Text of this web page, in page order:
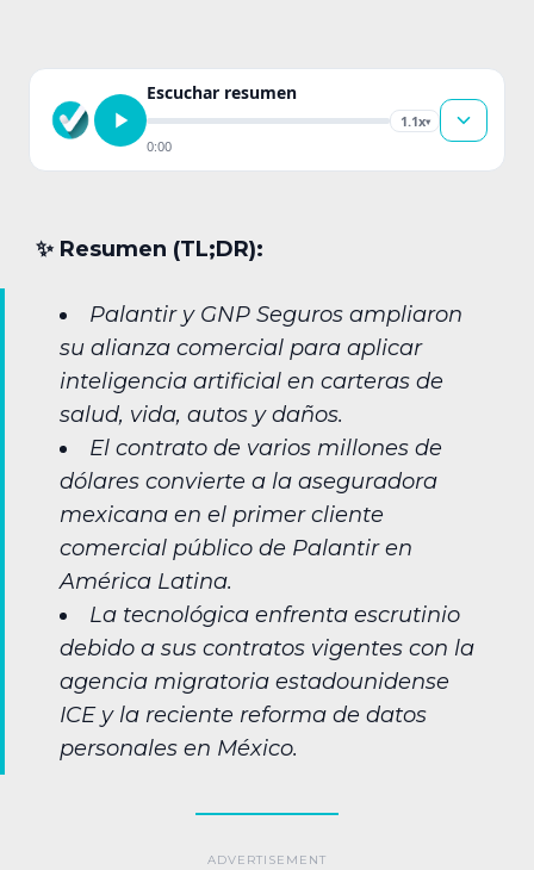
Escuchar resumen
1.1x▾
0:00
✨︎ Resumen (TL;DR):
Palantir y GNP Seguros ampliaron
su alianza comercial para aplicar
inteligencia artificial en carteras de
salud, vida, autos y daños.
El contrato de varios millones de
dólares convierte a la aseguradora
mexicana en el primer cliente
comercial público de Palantir en
América Latina.
La tecnológica enfrenta escrutinio
debido a sus contratos vigentes con la
agencia migratoria estadounidense
ICE y la reciente reforma de datos
personales en México.